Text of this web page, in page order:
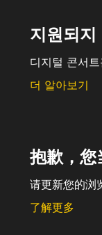
지원되지
디지털 콘서
더 알아보기
抱歉，您
请更新您的浏
了解更多